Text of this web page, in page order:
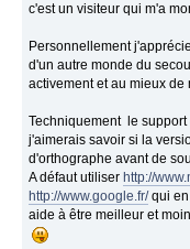
c'est un visiteur qui m'a
Personnellement
d'un autre monde du
activement et au mieux
Techniquement le
j'aimerais savoir si la
d'orthographe avant de
A défaut utiliser http://
http://www.google.fr/qui en
aide à être meilleur et